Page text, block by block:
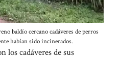
baldío cercano cadáveres de perros
habían sido incinerados.
los cadáveres de sus